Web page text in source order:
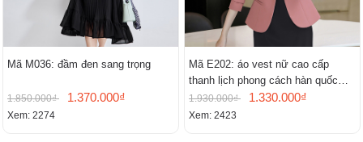
Mã M036: đầm đen sang trọng
1.850.000₫ 1.370.000₫
Xem: 2274
Mã E202: áo vest nữ cao cấp
thanh lịch phong cách hàn quốc
mới
1.930.000₫ 1.330.000₫
Xem: 2423